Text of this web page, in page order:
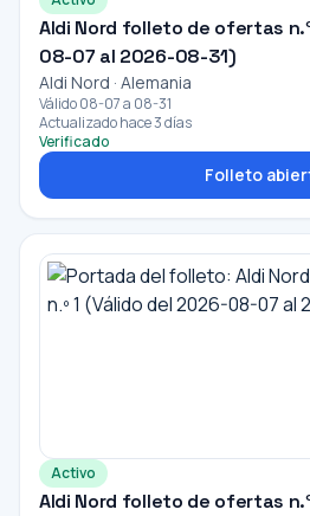
Aldi Nord folleto de ofertas
08-07 al 2026-08-31)
Aldi Nord · Alemania
Válido 08-07 a 08-31
Actualizado hace 3 días
Verificado
Folleto
Activo
Aldi Nord folleto de ofertas